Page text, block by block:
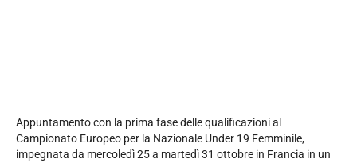
Appuntamento con la prima fase delle qualificazioni al
Campionato Europeo per la Nazionale Under 19 Femminile,
impegnata da mercoledì 25 a martedì 31 ottobre in Francia in un